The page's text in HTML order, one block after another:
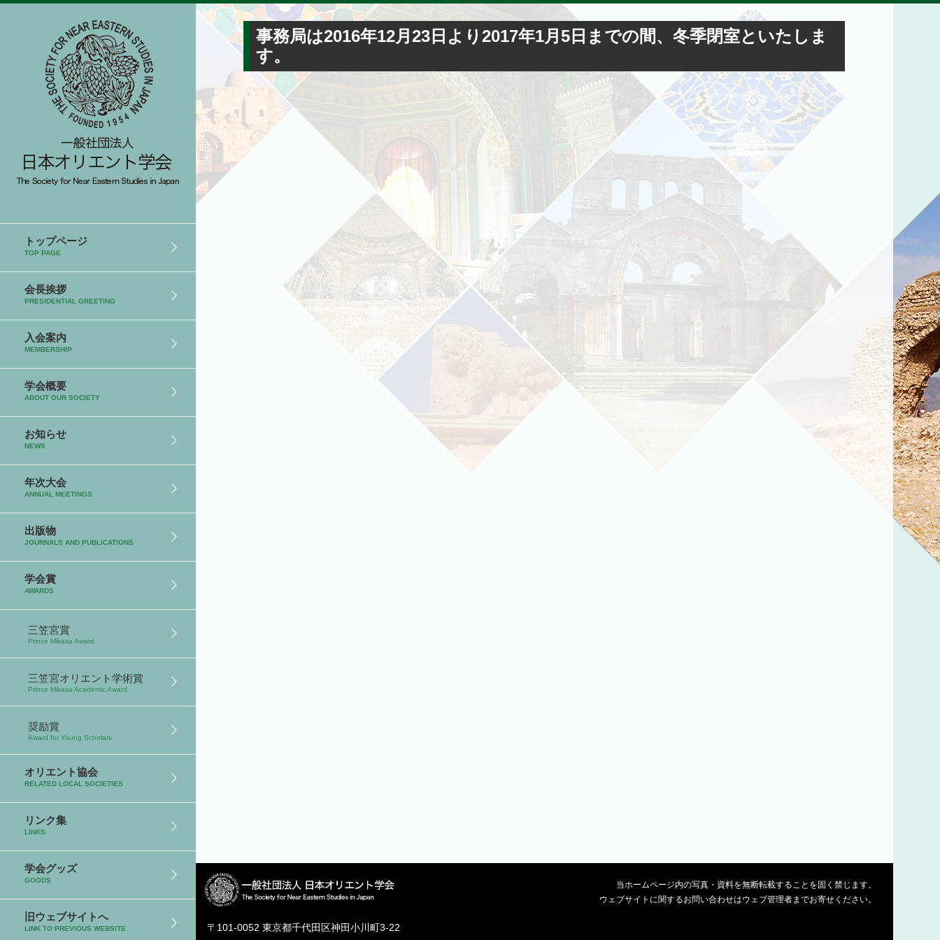
トップページ
TOP PAGE
会長挨拶
PRESIDENTIAL GREETING
入会案内
MEMBERSHIP
学会概要
ABOUT OUR SOCIETY
お知らせ
NEWS
年次大会
ANNUAL MEETINGS
出版物
JOURNALS AND PUBLICATIONS
学会賞
AWARDS
三笠宮賞
Prince Mikasa Award
三笠宮オリエント学術賞
Prince Mikasa Academic Award
奨励賞
Award for Young Scholars
オリエント協会
RELATED LOCAL SOCIETIES
リンク集
LINKS
学会グッズ
GOODS
旧ウェブサイトへ
LINK TO PREVIOUS WEBSITE
事務局は2016年12月23日より2017年1月5日までの間、冬季閉室といたしま
す。
〒101-0052 東京都千代田区神田小川町3-22
当ホームページ内の写真・資料を無断転載することを固く禁じます。
ウェブサイトに関するお問い合わせはウェブ管理者までお寄せください。